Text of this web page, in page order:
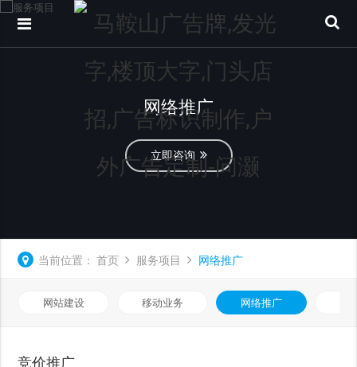
网络推广
立即咨询
当前位置： 首页 服务项目 网络推广
网站建设 移动业务 网络推广
竞价推广